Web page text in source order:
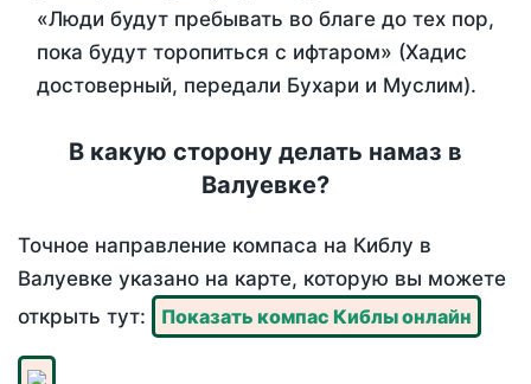
«Люди будут пребывать во благе до тех пор,
пока будут торопиться с ифтаром» (Хадис
достоверный, передали Бухари и Муслим).
В какую сторону делать намаз в
Валуевке?
Точное направление компаса на Киблу в
Валуевке указано на карте, которую вы можете
открыть тут:
Показать компас Киблы онлайн